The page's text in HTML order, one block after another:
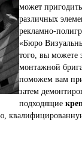
может
различных
рекламно-
«Бюро
того, вы можете
монтажной
поможем вам
затем
подходящие